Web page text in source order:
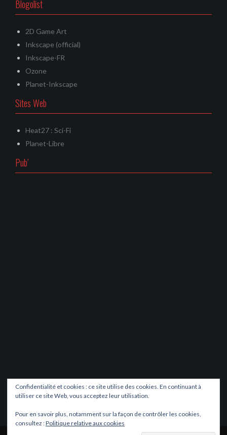
Blogolist
2D Game Art
Inkscape (official)
Inkscape-FR
Ozone
Planet-Inkscape
Sites Web
Heat27 : Sci-Fi
Planet-Libre
Pub’
Confidentialité et cookies : ce site utilise des cookies. En continuant à
utiliser ce site Web, vous acceptez leur utilisation.
Pour en savoir plus, notamment sur la façon de contrôler les cookies,
consultez :Politique relative aux cookies